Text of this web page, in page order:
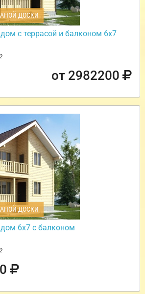
ДОСКИ
с террасой и балконом 6х7
2
от 2982200
ДОСКИ
6х7 с балконом
2